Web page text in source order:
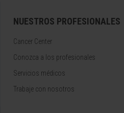
NUESTROS PROFESIONALES
Cancer Center
Conozca a los profesionales
Servicios médicos
Trabaje con nosotros